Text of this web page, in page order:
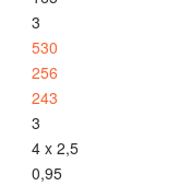
3
530
256
243
3
4 x 2,5
0,95